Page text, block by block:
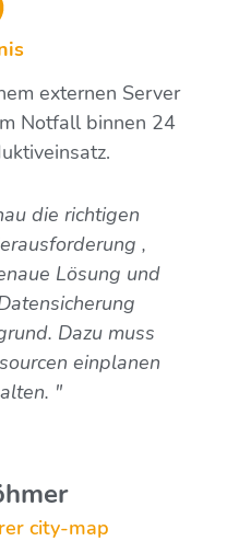
externen Server
Notfall binnen 24
die richtigen
,
Lösung und
Dazu muss
einplanen
"
city-map